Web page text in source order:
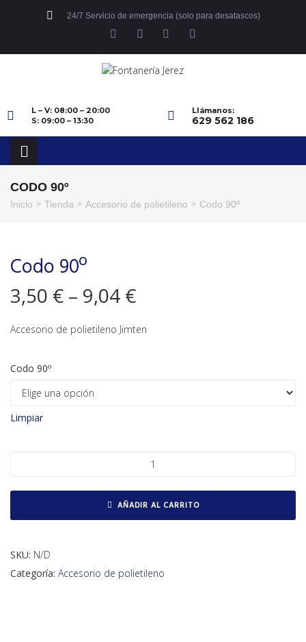
24/7 Servicio de emergencia (solo para desatascos)
L – V: 08:00 – 20:00
S: 09:00 – 13:30
Llámanos:
629 562 186
CODO 90º
Inicio > Tienda > Accesorio de polietileno > Codo 90º
Codo 90º
3,50 € – 9,04 €
Accesorio de polietileno Jimten
Codo 90º
Limpiar
AÑADIR AL CARRITO
SKU: N/D
Categoría: Accesorio de polietileno